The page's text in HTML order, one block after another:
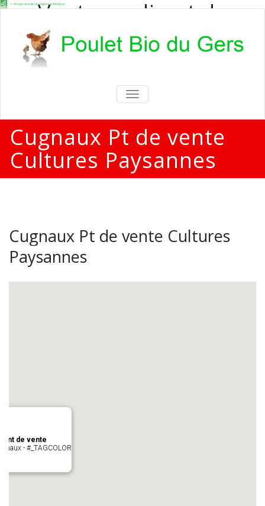
Vente en direct de
poulets bio
Vente en direct de poulets bio aux
particuliers et professionnels
TOGGLE
NAVIGATION
Cugnaux Pt de vente
Cultures Paysannes
Cugnaux Pt de vente Cultures
Paysannes
de vente
- #_TAGCOLOR